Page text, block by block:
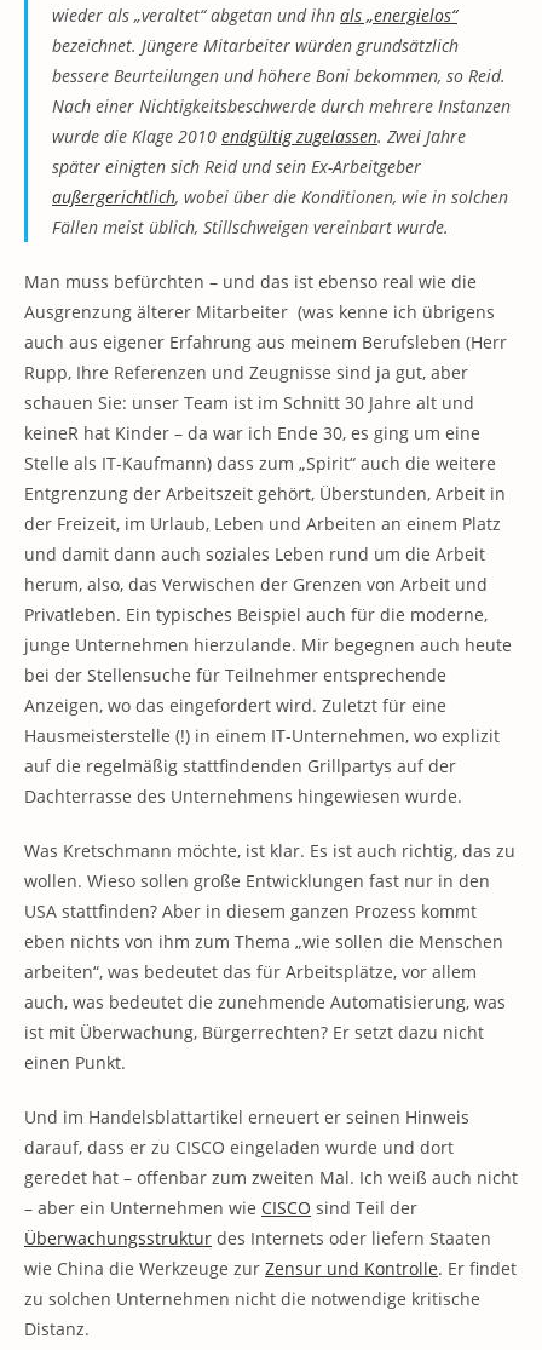
wieder als „veraltet“ abgetan und ihn als „energielos“
bezeichnet. Jüngere Mitarbeiter würden grundsätzlich
bessere Beurteilungen und höhere Boni bekommen, so Reid.
Nach einer Nichtigkeitsbeschwerde durch mehrere Instanzen
wurde die Klage 2010 endgültig zugelassen. Zwei Jahre
später einigten sich Reid und sein Ex-Arbeitgeber
außergerichtlich, wobei über die Konditionen, wie in solchen
Fällen meist üblich, Stillschweigen vereinbart wurde.
Man muss befürchten – und das ist ebenso real wie die
Ausgrenzung älterer Mitarbeiter (was kenne ich übrigens
auch aus eigener Erfahrung aus meinem Berufsleben (Herr
Rupp, Ihre Referenzen und Zeugnisse sind ja gut, aber
schauen Sie: unser Team ist im Schnitt 30 Jahre alt und
keineR hat Kinder – da war ich Ende 30, es ging um eine
Stelle als IT-Kaufmann) dass zum „Spirit“ auch die weitere
Entgrenzung der Arbeitszeit gehört, Überstunden, Arbeit in
der Freizeit, im Urlaub, Leben und Arbeiten an einem Platz
und damit dann auch soziales Leben rund um die Arbeit
herum, also, das Verwischen der Grenzen von Arbeit und
Privatleben. Ein typisches Beispiel auch für die moderne,
junge Unternehmen hierzulande. Mir begegnen auch heute
bei der Stellensuche für Teilnehmer entsprechende
Anzeigen, wo das eingefordert wird. Zuletzt für eine
Hausmeisterstelle (!) in einem IT-Unternehmen, wo explizit
auf die regelmäßig stattfindenden Grillpartys auf der
Dachterrasse des Unternehmens hingewiesen wurde.
Was Kretschmann möchte, ist klar. Es ist auch richtig, das zu
wollen. Wieso sollen große Entwicklungen fast nur in den
USA stattfinden? Aber in diesem ganzen Prozess kommt
eben nichts von ihm zum Thema „wie sollen die Menschen
arbeiten“, was bedeutet das für Arbeitsplätze, vor allem
auch, was bedeutet die zunehmende Automatisierung, was
ist mit Überwachung, Bürgerrechten? Er setzt dazu nicht
einen Punkt.
Und im Handelsblattartikel erneuert er seinen Hinweis
darauf, dass er zu CISCO eingeladen wurde und dort
geredet hat – offenbar zum zweiten Mal. Ich weiß auch nicht
– aber ein Unternehmen wie CISCO sind Teil der
Überwachungsstruktur des Internets oder liefern Staaten
wie China die Werkzeuge zur Zensur und Kontrolle. Er findet
zu solchen Unternehmen nicht die notwendige kritische
Distanz.